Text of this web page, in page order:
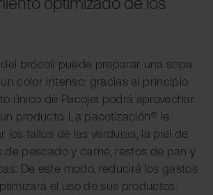
brócoli puede preparar una sopa
color intenso: gracias al principio
único de Pacojet podrá aprovechar
producto. La pacotización® le
los tallos de las verduras, la piel de
de pescado y carne, restos de pan y
De este modo, reducirá los gastos
el uso de sus productos.